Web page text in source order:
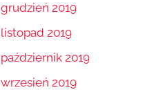
grudzień 2019
listopad 2019
październik 2019
wrzesień 2019